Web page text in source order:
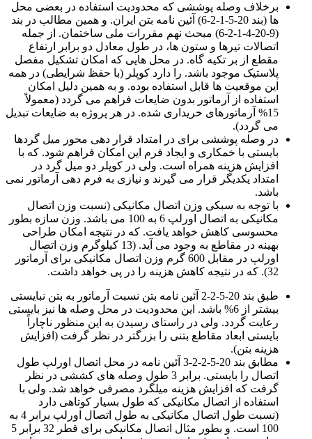
برخلاف وصله پوششی که محدودیت استفاده در بعضی محل
ها (بند 20-5-1-2-6) آئین نامه بتن ایران. و همین مطالب در بند
(9-20-4-1-2-6) مبحث نهم مقررات ملی ساختمان. از جمله
اتصالات تیرها و ستون ها، در طول معادل دو برابر ارتفاع
مقطع از بر تکیه گاه. در محل هایی که امکان تشکیل مفصل
پلاستیک موجود باشد. را دارد کوپلر (با حفظ شرایطی) در همه
این موقعیت ها قابل استفاده بوده. و به همین دلیل امکان
استفاده از آرماتور بدون ضایعات فراهم می گردد (معمولاً
15% آرماتورهای خریداری شده. در هر پروژه به ضایعات تبدیل
می گردد).
در وصله پوششی برای در امتداد قرار دهی محور میل گردها
بایستی با خمکاری و ایجاد فرم این امکان فراهم شود. که با
افزایش هزینه همراه است. ولی در کوپلر دو میل گرد در
امتداد یکدیگر قرار می گیرند و نیازی به فرم دهی آرماتور نمی
باشد.
با توجه به سبکی وزن اتصال مکانیکی (نسبت وزن اتصال
مکانیکی به اتصال اورلپ 6 به 100 می باشد. وزن سازه بطور
محسوسی کاهش خواهد یافت. که در نتیجه امکان طراحی
بهینه در مقاطع به وجود می آید. (13 کیلوگرم وزن اتصال
اورلپ در مقابل 600 گرم وزن اتصال مکانیکی برای آرماتور
32). که در نتیجه کاهش هزینه را در پی خواهد داشت.
طبق بند 20-5-2-2 آئین نامه بتن نسبت آرماتور به بتن نبایستی
بیشتر از 6% باشد. این محدودیت در محل وصله ها نیز بایستی
رعایت گردد. ولی در راستای رسیدن به این منظور ناچاراً
بایستی ابعاد مقاطع بتنی را بزرگتر در نظر گرفت (افزایش
هزینه بتن).
مطابق بند 20-5-2-2-3 آئین نامه در محل اتصال اورلپ طول
اتصال را بایستی. برابر 3 طول وصله های کششی در نظر
گرفت که افزایش هزینه میلگرد مصرفی خواهد شد. ولی با
استفاده از اتصال مکانیکی که طول بسیار کوتاهی دارد
(نسبت طول اتصال مکانیکی به طول اتصال اورلپ برابر 4 به
100 است. و بطور مثال اتصال مکانیکی برای قطر 32 برابر 5